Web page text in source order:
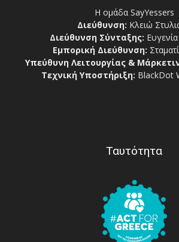
Η ομάδα SayYessers
Διεύθυνση: Κλειώ
Διεύθυνση Σύνταξης:
Εμπορική Διεύθυνση:
Υπεύθυνη Λειτουργίας &
Τεχνική Υποστήριξη: BlackDot
Ταυτότητα